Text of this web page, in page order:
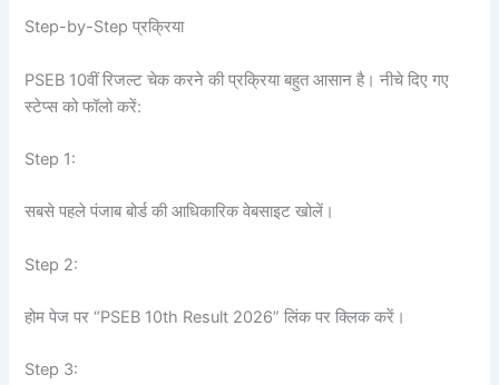
Step-by-Step प्रक्रिया
PSEB 10वीं रिजल्ट चेक करने की प्रक्रिया बहुत आसान है। नीचे दिए गए
स्टेप्स को फॉलो करें:
Step 1:
सबसे पहले पंजाब बोर्ड की आधिकारिक वेबसाइट खोलें।
Step 2:
होम पेज पर “PSEB 10th Result 2026” लिंक पर क्लिक करें।
Step 3: